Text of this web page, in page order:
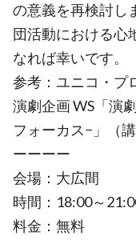
の意義を再検討し
団活動における⼼
なれば幸いです。
参考：ユニコ・プ
演劇企画 WS「演
フォーカス−」（
ーーーー
会場：大広間
時間：18:00～
料金：無料